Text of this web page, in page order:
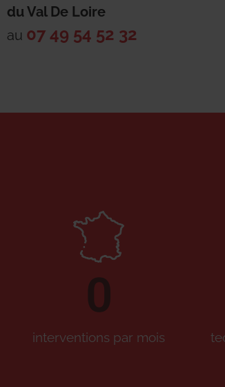
duVal De Loire
au 07 49 54 52 32
interventions par mois
0